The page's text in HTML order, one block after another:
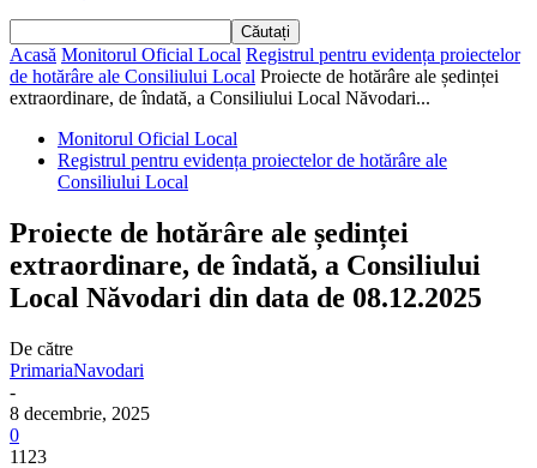
Acasă Monitorul Oficial Local Registrul pentru evidența proiectelor
de hotărâre ale Consiliului Local Proiecte de hotărâre ale ședinței
extraordinare, de îndată, a Consiliului Local Năvodari...
Monitorul Oficial Local
Registrul pentru evidența proiectelor de hotărâre ale
Consiliului Local
Proiecte de hotărâre ale ședinței
extraordinare, de îndată, a Consiliului
Local Năvodari din data de 08.12.2025
De către
PrimariaNavodari
-
8 decembrie, 2025
0
1123